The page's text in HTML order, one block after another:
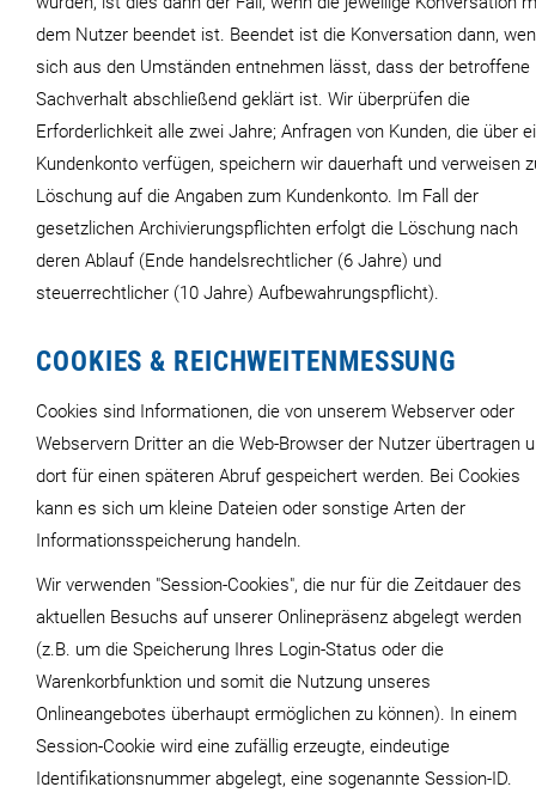
dem Nutzer beendet ist. Beendet ist die Konversation dann,
sich aus den Umständen entnehmen lässt, dass der betroffene
Sachverhalt abschließend geklärt ist. Wir überprüfen die
Erforderlichkeit alle zwei Jahre; Anfragen von Kunden, die über
Kundenkonto verfügen, speichern wir dauerhaft und verweisen
Löschung auf die Angaben zum Kundenkonto. Im Fall der
gesetzlichen Archivierungspflichten erfolgt die Löschung nach
deren Ablauf (Ende handelsrechtlicher (6 Jahre) und
steuerrechtlicher (10 Jahre) Aufbewahrungspflicht).
COOKIES & REICHWEITENMESSUNG
Cookies sind Informationen, die von unserem Webserver oder
Webservern Dritter an die Web-Browser der Nutzer übertragen
dort für einen späteren Abruf gespeichert werden. Bei Cookies
kann es sich um kleine Dateien oder sonstige Arten der
Informationsspeicherung handeln.
Wir verwenden "Session-Cookies", die nur für die Zeitdauer des
aktuellen Besuchs auf unserer Onlinepräsenz abgelegt werden
(z.B. um die Speicherung Ihres Login-Status oder die
Warenkorbfunktion und somit die Nutzung unseres
Onlineangebotes überhaupt ermöglichen zu können). In einem
Session-Cookie wird eine zufällig erzeugte, eindeutige
Identifikationsnummer abgelegt, eine sogenannte Session-ID.